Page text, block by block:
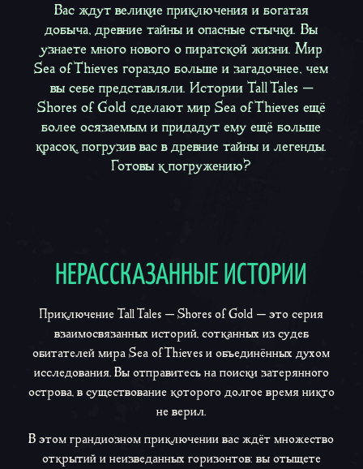
Вас ждут великие приключения и богатая
добыча, древние тайны и опасные стычки. Вы
узнаете много нового о пиратской жизни. Мир
Sea of Thieves гораздо больше и загадочнее, чем
вы себе представляли. Истории Tall Tales —
Shores of Goldсделают мир Sea of Thieves ещё
более осязаемым и придадут ему ещё больше
красок, погрузив вас в древние тайны и легенды.
Готовы к погружению?
НЕРАССКАЗАННЫЕ ИСТОРИИ
ПриключениеTall Tales — Shores of Gold — это серия
взаимосвязанных историй, сотканных из судеб
обитателей мира Sea of Thieves и объединённых духом
исследования. Вы отправитесь на поиски затерянного
острова, в существование которого долгое время никто
не верил.
В этом грандиозном приключении вас ждёт множество
открытий и неизведанных горизонтов: вы отыщете